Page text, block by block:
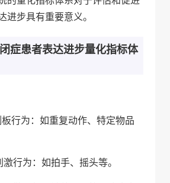
进步具有重要意义。
症患者表达进步量化指标体
板行为：如重复动作、特定物品
激行为：如拍手、摇头等。